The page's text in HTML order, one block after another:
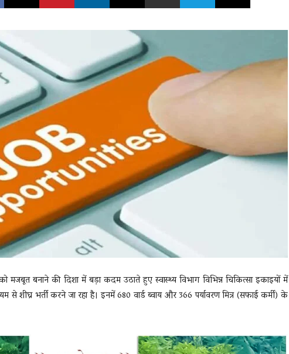
मजबूत बनाने की दिशा में बड़ा कदम उठाते हुए स्वास्थ्य विभाग विभिन्न चिकित्सा इकाइयों में
शीघ्र भर्ती करने जा रहा है। इनमें 680 वार्ड ब्वाय और 366 पर्यावरण मित्र (सफाई कर्मी) के